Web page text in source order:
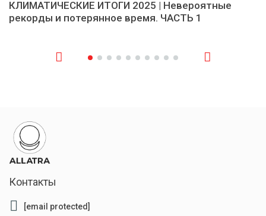
КЛИМАТИЧЕСКИЕ ИТОГИ 2025 | Невероятные
рекорды и потерянное время. ЧАСТЬ 1
Контакты
[email protected]